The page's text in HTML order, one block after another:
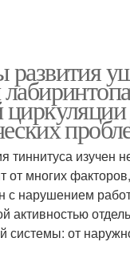
развития
тиннитуса изучен
от многих
с нарушением
активностью
системы: от